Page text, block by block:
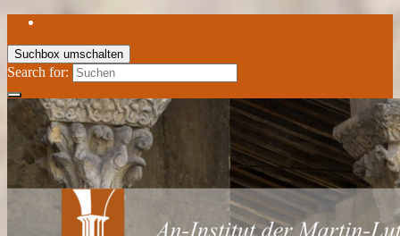
Suchbox umschalten
Search for: